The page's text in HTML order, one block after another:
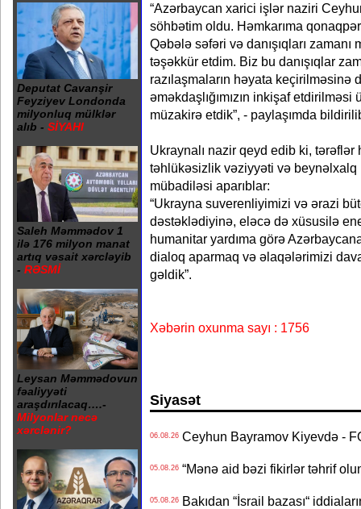
Deputat Cavanşir
Feyziyev Londonda
milyonluq mülklər
alıb - SİYAHI
Saleh Məmmədov 1
ilə 176 milyon manat
artıq vəsait xərcləyib
- RƏSMİ
Leysan Məmmədovun
fəaliyyəti
araşdırılacaq….-
Milyonlar necə
xərclənir?
“Azərbaycan xarici işlər naziri
söhbətim oldu. Həmkarıma
Qəbələ səfəri və danışıqları
təşəkkür etdim. Biz bu danışıqlar
razılaşmaların həyata keçirilməsinə
əməkdaşlığımızın inkişaf etdirilməsi
müzakirə etdik”, - paylaşımda
Ukraynalı nazir qeyd edib ki, tərəflər
təhlükəsizlik vəziyyəti və
mübadiləsi aparıblar:
“Ukrayna suverenliyimizi və ərazi
dəstəklədiyinə, eləcə də xüsusilə
humanitar yardıma görə
dialoq aparmaq və əlaqələrimizi
gəldik”.
Xəbərin oxunma sayı : 1756
Siyasət
06.08.26Ceyhun Bayramov Kiyevdə -
05.08.26“Mənə aid bəzi fikirlər təhrif
05.08.26Bakıdan “İsrail bazası“